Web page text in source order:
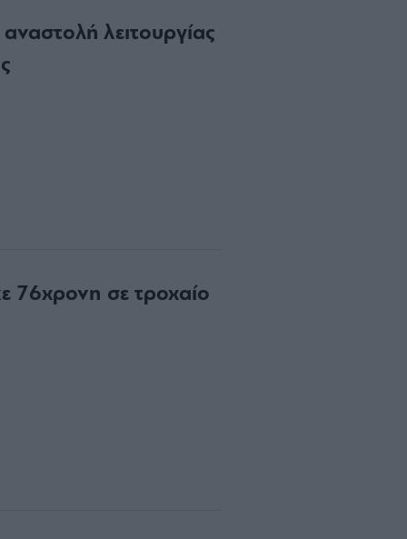
λειτουργίας
76χρονη σε τροχαίο